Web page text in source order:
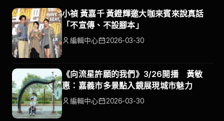
小禎 黃嘉千 黃鐙輝邀大咖來賓來說真話
「不宣傳、不設腳本」
編輯中心 2026-03-30
《向流星許願的我們》3/26開播 黃敏
惠：嘉義市多景點入鏡展現城市魅力
編輯中心 2026-03-30